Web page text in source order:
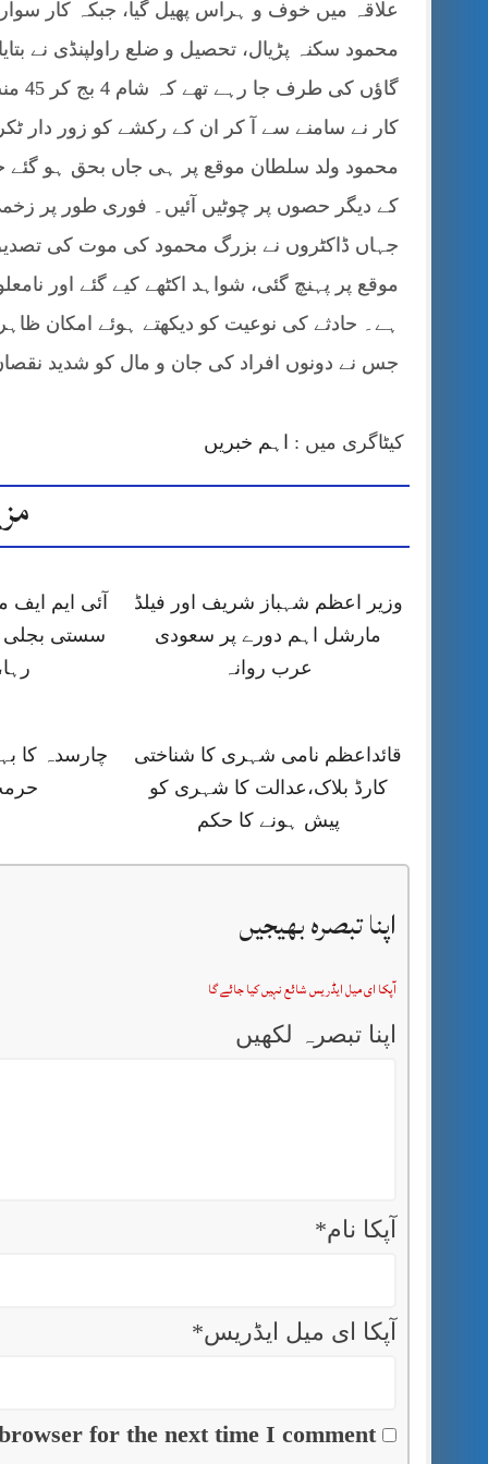
علاقہ میں خوف و ہراس پھیل گیا، جبکہ کار
محمود سکنہ پڑیال، تحصیل و ضلع راولپنڈی نے
محمود ولد سلطان موقع پر ہی جاں بحق ہو
کے دیگر حصوں پر چوٹیں آئیں۔ فوری طور پر
جہاں ڈاکٹروں نے بزرگ محمود کی موت کی
موقع پر پہنچ گئی، شواہد اکٹھے کیے گئے اور
ہے۔ حادثے کی نوعیت کو دیکھتے ہوئے امکان
جس نے دونوں افراد کی جان و مال کو شدید نقصان
کیٹاگری میں : اہم خبریں
وزیر اعظم شہباز شریف اور فیلڈ
مارشل اہم دورے پر سعودی
عرب روانہ
آئی ایم
سستی بجلی
قائداعظم نامی شہری کا شناختی
کارڈ بلاک،عدالت کا شہری کو
پیش ہونے کا حکم
چارسدہ کا
اپنا تبصرہ بھیجیں
آپکا ای میل ایڈریس شائع نہیں کیا جائے گا
اپنا تبصرہ لکھیں
آپکا نام*
آپکا ای میل ایڈریس*
for the next time I comment.